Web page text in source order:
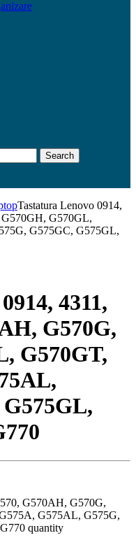
Search
Tastatura Lenovo 0914,
G570GL,
G575GC, G575GL,
4311,
G570G,
G570GT,
G570AH, G570G,
G575AL, G575G,
quantity